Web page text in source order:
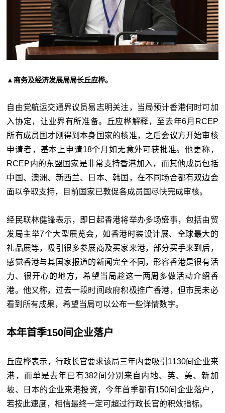
▲商务及经济发展局局长丘应桦。
自由党航运交通界议员易志明关注，当局预计香港何时可加
入协定，让业界有所准备。丘应桦解释，至去年6月RCEP
所有成员国才刚得到本身国家的核准，之后会议方开始审核
申请者，基本上申请18个月如无意外可获批准。他更称，
RCEP内的东盟国家是非常支持香港加入，而其他成员包括
中国、澳洲、新西兰、日本、韩国，在不同场合都有双边会
面以争取支持，目前国家已敦促各成员国尽快完成审核。
经民联林健锋表示，即日起香港将举办多场盛事，包括由贸
发局主举7个大型展览会，如香港时装设计展、全球最大的
礼品展等，吸引很多参展商及买家来港，部分买手来到后，
感觉香港与其国家报道的新闻完全不同，形容香港是很有活
力、很开心的地方，希望当局趁这一两周多做活动介绍香
港。他又称，过去一段时间政府积极推广香港，但市民未必
看到所有成果，希望当局可以公布一些详情数字。
本年首季150间企业落户
丘应桦表示，行政长官要求该局三年内要吸引1130间企业来
港，而单是去年已有382间分别来自内地、英、美、新加
坡、日本的企业来港投资，今年首季都有150间企业落户，
若按此速度，相信最终一定可超过行政长官的积效指标。